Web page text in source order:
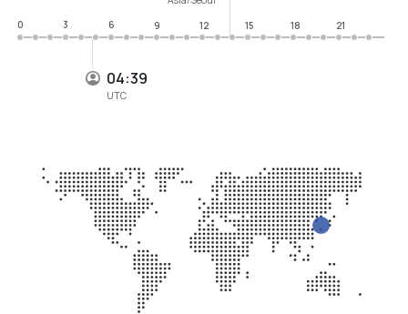
04:39
UTC
0
3 6 9 12 15 18 21